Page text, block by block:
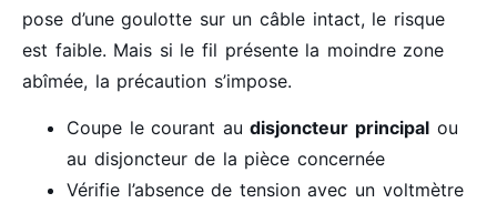
pose d’une goulotte sur un câble intact, le risque
est faible. Mais si le fil présente la moindre zone
abîmée, la précaution s’impose.
Coupe le courant audisjoncteur principal ou
au disjoncteur de la pièce concernée
Vérifie l’absence de tension avec un voltmètre